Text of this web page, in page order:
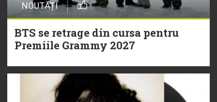
NOUTĂȚI
BTS se retrage din cursa pentru
Premiile Grammy 2027